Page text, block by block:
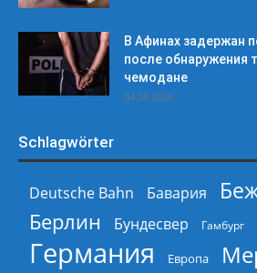
В Афинах задержан
после обнаружения
чемодане
04.08.2026
Schlagwörter
Deutsche Bahn Бавария
Берлин
Бундесвер Гамбург
Германия Европа